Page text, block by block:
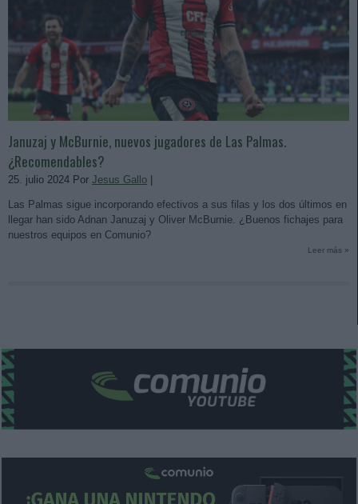
Januzaj y McBurnie, nuevos jugadores de Las Palmas.
¿Recomendables?
25. julio 2024 Por Jesus Gallo
Las Palmas sigue incorporando efectivos a sus filas y los dos últimos en
llegar han sido Adnan Januzaj y Oliver McBurnie. ¿Buenos fichajes para
nuestros equipos en Comunio?
Leer más »